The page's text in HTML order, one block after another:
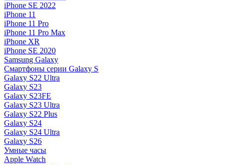
iPhone SE 2022
iPhone 11
iPhone 11 Pro
iPhone 11 Pro Max
iPhone XR
iPhone SE 2020
Samsung Galaxy
Смартфоны серии Galaxy S
Galaxy S22 Ultra
Galaxy S23
Galaxy S23FE
Galaxy S23 Ultra
Galaxy S22 Plus
Galaxy S24
Galaxy S24 Ultra
Galaxy S26
Умные часы
Apple Watch